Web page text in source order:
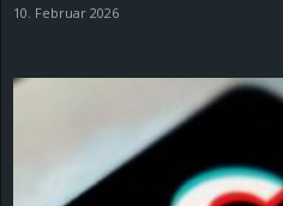
10. Februar 2026